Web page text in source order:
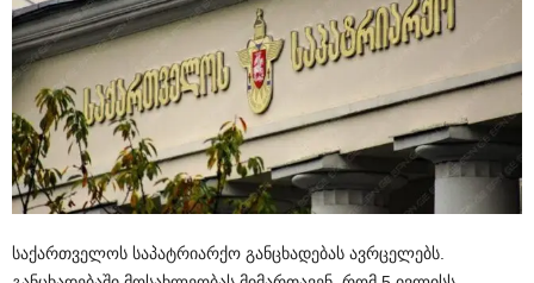
საქართველოს საპატრიარქო განცხადებას ავრცელებს.